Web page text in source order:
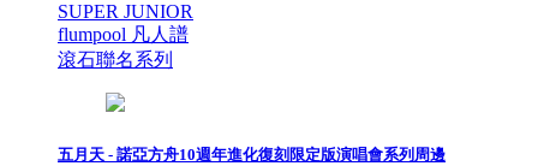
SUPER JUNIOR
flumpool 凡人譜
滾石聯名系列
五月天 - 諾亞方舟10週年進化復刻限定版演唱會系列周邊